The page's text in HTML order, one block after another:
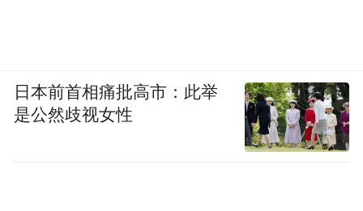
日本前首相痛批高市：此举
是公然歧视女性